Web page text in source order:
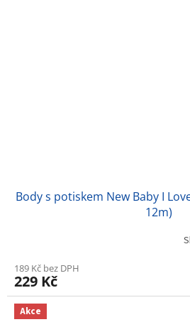
Body s potiskem New Baby I
12m)
189 Kč bez DPH
229 Kč
Akce